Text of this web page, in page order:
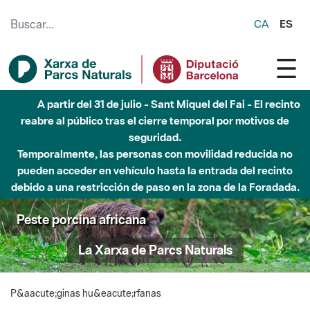
CA ES
A partir del 31 de julio - Sant Miquel del Fai - El recinto
reabre al público tras el cierre temporal por motivos de
seguridad.
Temporalmente, las personas con movilidad reducida no
pueden acceder en vehículo hasta la entrada del recinto
debido a una restricción de paso en la zona de la Foradada.
Peste porcina africana
La Xarxa de Parcs Naturals
P&aacute;ginas hu&eacute;rfanas